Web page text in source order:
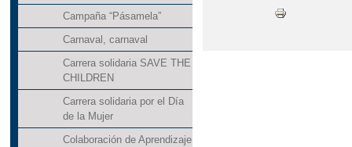
Campaña “Pásamela”
Carnaval, carnaval
Carrera solidaria SAVE THE
CHILDREN
Carrera solidaria por el Día
de la Mujer
Colaboración de Aprendizaje